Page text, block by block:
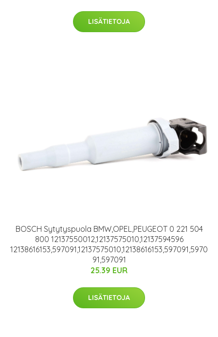
LISÄTIETOJA
BOSCH Sytytyspuola BMW,OPEL,PEUGEOT 0 221 504
800 12137550012,12137575010,12137594596
12138616153,597091,12137575010,12138616153,597091,5970
91,597091
25.39 EUR
LISÄTIETOJA